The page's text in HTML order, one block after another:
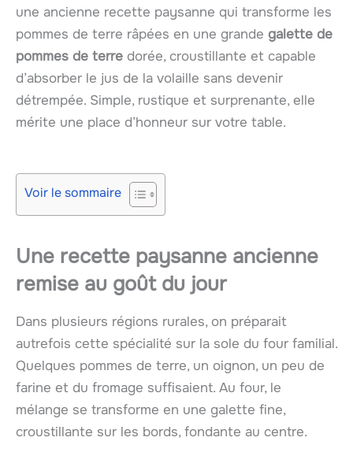
une ancienne recette paysanne qui transforme les
pommes de terre râpées en une grande galette de
pommes de terre dorée, croustillante et capable
d’absorber le jus de la volaille sans devenir
détrempée. Simple, rustique et surprenante, elle
mérite une place d’honneur sur votre table.
Voir le sommaire
Une recette paysanne ancienne
remise au goût du jour
Dans plusieurs régions rurales, on préparait
autrefois cette spécialité sur la sole du four familial.
Quelques pommes de terre, un oignon, un peu de
farine et du fromage suffisaient. Au four, le
mélange se transforme en une galette fine,
croustillante sur les bords, fondante au centre.